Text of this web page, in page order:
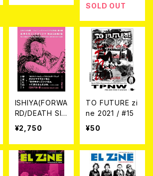
ult 2018 U.S.
our Photo Zin
y Collection
SOLD OUT
ISHIYA(FORWA
RD/DEATH SID
E) / 『右手を失
くしたカリスマ
MASAMI伝』(書
籍)
¥2,750
TO FUTURE zi
ne 2021 / #15
¥50